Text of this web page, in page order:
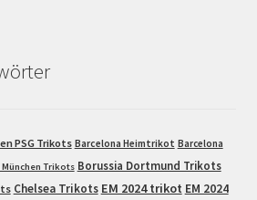
PSG Trikots Barcelona Heimtrikot Barcelona
München Trikots Borussia Dortmund Trikots
Chelsea Trikots EM 2024 trikot EM 2024